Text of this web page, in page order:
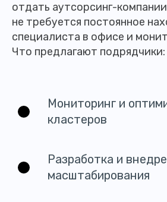
отдать аутсорсинг-
не требуется постоянное
специалиста в офисе и
Что предлагают подрядчики:
Мониторинг и
кластеров
Разработка и
масштабирования